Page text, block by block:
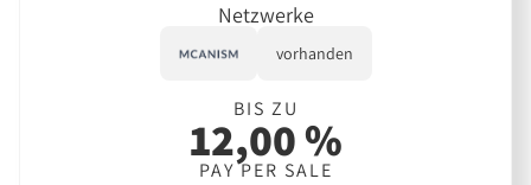
Netzwerke
vorhanden
BIS ZU
12,00 %
PAY PER SALE